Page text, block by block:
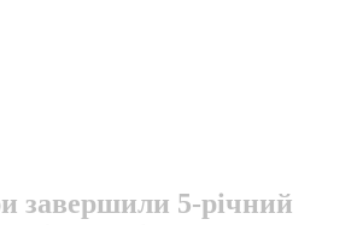
завершили 5-річний